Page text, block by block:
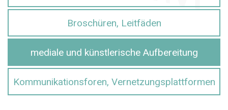
Broschüren, Leitfäden
mediale und künstlerische Aufbereitung
Kommunikationsforen, Vernetzungsplattformen